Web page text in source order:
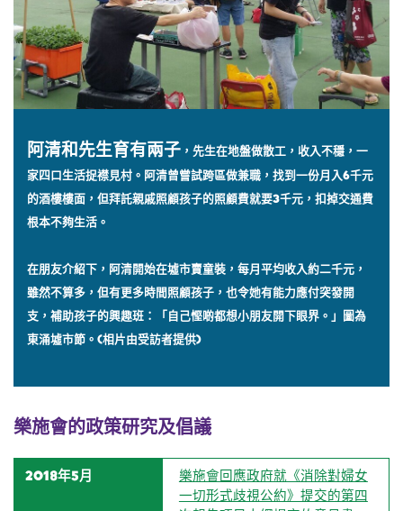
阿清和先生育有兩子 ，先生在地盤做散工，收入不穩，一
家四口生活捉襟見村。阿清曾嘗試跨區做兼職，找到一份月入6千元
的酒樓樓面，但拜託親戚照顧孩子的照顧費就要3千元，扣掉交通費
根本不夠生活。
在朋友介紹下，阿清開始在墟市賣童裝，每月平均收入約二千元，
雖然不算多，但有更多時間照顧孩子，也令她有能力應付突發開
支，補助孩子的興趣班：「自己慳啲都想小朋友開下眼界。」圖為
東涌墟市節。(相片由受訪者提供)
樂施會的政策研究及倡議
2018年5月
樂施會回應政府就《消除對婦女
一切形式歧視公約》提交的第四